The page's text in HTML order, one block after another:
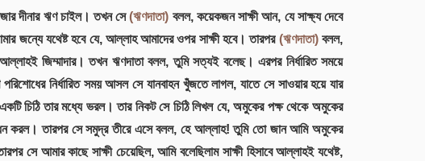
দীনার ঋণ চাইল। তখন সে(ঋণদাতা) বলল, কয়েকজন সাক্ষী আন, যে সাক্ষ্য দেবে
জন্যে যথেষ্ট হবে যে, আল্লাহ আমাদের ওপর সাক্ষী হবে। তারপর (ঋণদাতা)বলল,
জিম্মাদার। তখন ঋণদাতা বলল, তুমি সত্যই বলেছ। এরপর নির্ধারিত সময়ে
নির্ধারিত সময় আসল সে যানবাহন খুঁজতে লাগল, যাতে সে সাওয়ার হয়ে যার
চিঠি তার মধ্যে ভরল। তার নিকট সে চিঠি লিখল যে, অমুকের পক্ষ থেকে অমুকের
করল। তারপর সে সমুদ্র তীরে এসে বলল, হে আল্লাহ! তুমি তো জান আমি অমুকের
সে আমার কাছে সাক্ষী চেয়েছিল, আমি বলেছিলাম সাক্ষী হিসাবে আল্লাহই যথেষ্ট,